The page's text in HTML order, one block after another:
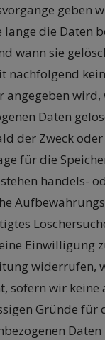
geben
lange die Daten
wann sie
nachfolgend
angegeben wird,
Daten
der Zweck
für die
handels-
Einwilligung
widerrufen,
sofern wir keine
Gründe für
Daten